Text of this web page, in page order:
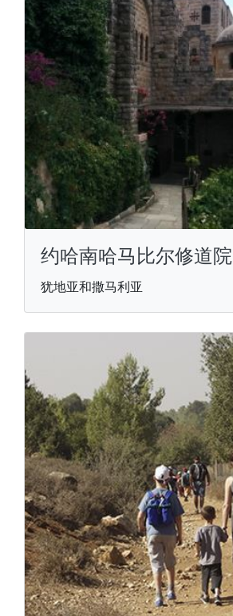
约哈南哈马比尔修道院
犹地亚和撒马利亚